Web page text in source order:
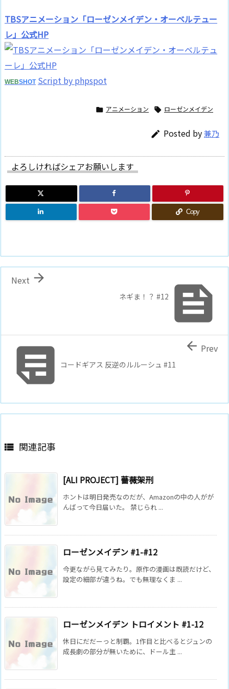
TBSアニメーション「ローゼンメイデン・オーベルテュー
レ」公式HP
WEBSHOT Script by phpspot
 アニメーション  ローゼンメイデン
 Posted by兼乃
よろしければシェアお願いします
Copy

ネギま！？ #12

Next
コードギアス 反逆のルルーシュ #11
 Prev
 関連記事
[ALI PROJECT] 薔薇架刑
ホントは明日発売なのだが、Amazonの中の人がが
んばって今日届いた。 禁じられ ...
ローゼンメイデン #1-#12
今更ながら見てみたり。原作の漫画は既読だけど、
設定の細部が違うね。でも無理なくま ...
ローゼンメイデン トロイメント #1-12
休日にだだーっと制覇。1作目と比べるとジュンの
成長劇の部分が無いために、ドール主 ...